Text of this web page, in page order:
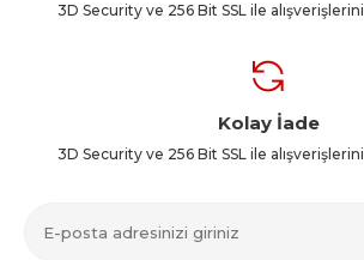
3D Security ve 256 Bit SSL ile
Kolay İade
3D Security ve 256 Bit SSL ile